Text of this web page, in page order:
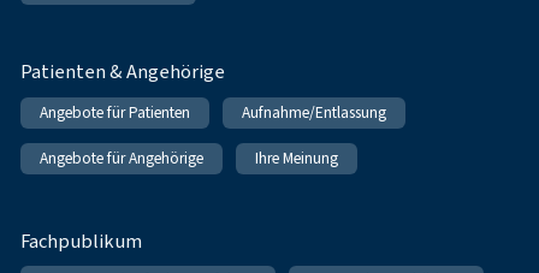
Patienten & Angehörige
Angebote für Patienten Aufnahme/Entlassung
Angebote für Angehörige Ihre Meinung
Fachpublikum